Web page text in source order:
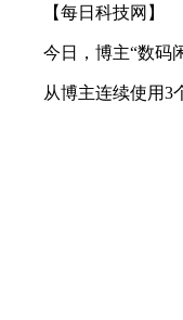
【每日科技网】
今日，博主“数码闲
从博主连续使用3个